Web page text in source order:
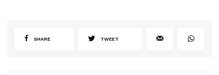
SHARE TWEET